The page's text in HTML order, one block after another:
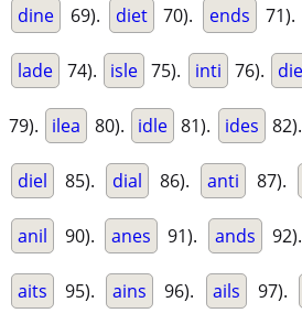
dine 69). diet 70). ends 71).
lade 74). isle 75). inti 76).
79). ilea 80). idle 81). ides 82).
diel 85). dial 86). anti 87).
anil 90). anes 91). ands 92).
aits 95). ains 96). ails 97).